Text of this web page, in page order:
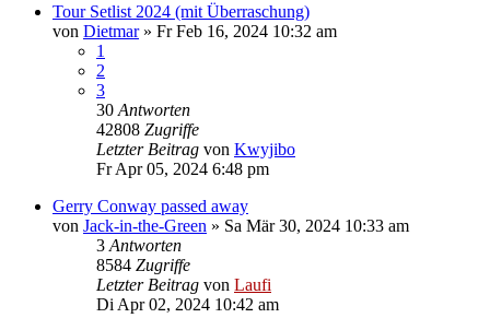
Tour Setlist 2024 (mit Überraschung)
von Dietmar» Fr Feb 16, 2024 10:32 am
1
2
3
30 Antworten
42808 Zugriffe
Letzter Beitrag von Kwyjibo
Fr Apr 05, 2024 6:48 pm
Gerry Conway passed away
von Jack-in-the-Green » Sa Mär 30, 2024 10:33 am
3 Antworten
8584 Zugriffe
Letzter Beitrag von Laufi
Di Apr 02, 2024 10:42 am